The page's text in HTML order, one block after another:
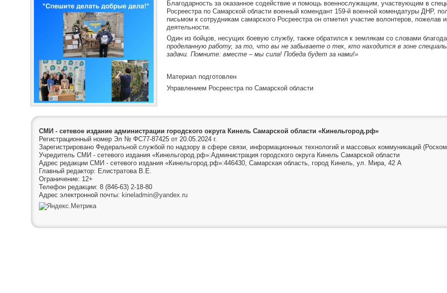
Благодарность за оказанное содействие и помощь военнослужащим, участвующим в
Росреестра по Самарской области военный комендант 159-й военной комендатуры ДНР,
письмом к сотрудникам самарского Росреестра он отметил участие волонтеров,
деятельности.
Один из бойцов, несущих боевую службу, также обратился к землякам со словами
проделанную работу, за то, что вы не забываете о тех, кто находится в зоне
задачи. Помните: вместе – мы сила! Победа будет за нами!»
Материал подготовлен
Управлением Росреестра по Самарской области
СМИ - сетевое издание администрации городского округа Кинель Самарской области «Кинельгород.рф»
Регистрационный номер Эл № ФС77-87425 от 20.05.2024 г.
Зарегистрировано Федеральной службой по надзору в сфере связи, информационных технологий и массовых коммуникаций
Учредитель СМИ - сетевого издания «Кинельгород.рф»:Администрация городского округа Кинель Самарской области
Адрес редакции СМИ - сетевого издания «Кинельгород.рф»:446430, Самарская область, город Кинель, ул. Мира, 42 А
Главный редактор: Елистратова В.Е.
Ограничение: 12+
Телефон редакции: 8 (846-63) 2-18-80
Адрес электронной почты: kineladmin@yandex.ru